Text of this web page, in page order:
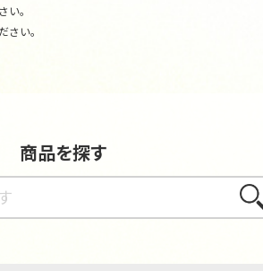
。
い。
商品を探す
さが